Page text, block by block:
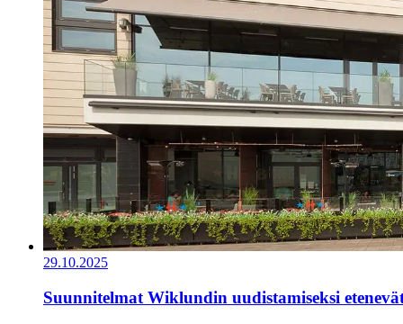
29.10.2025
Suunnitelmat Wiklundin uudistamiseksi